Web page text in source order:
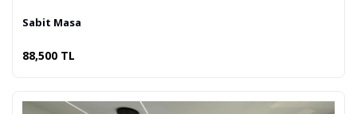
Sabit Masa
88,500 TL